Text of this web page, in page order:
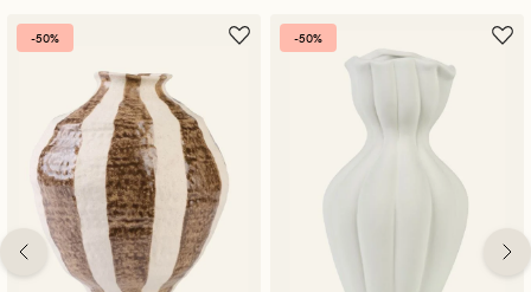
-50% -50%